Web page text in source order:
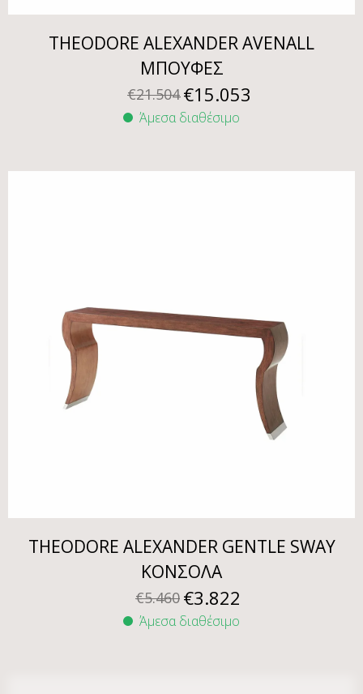
THEODORE ALEXANDER AVENALL
ΜΠΟΥΦΕΣ
€21.504 €15.053
Άμεσα διαθέσιμο
THEODORE ALEXANDER GENTLE SWAY
ΚΟΝΣΟΛΑ
€5.460 €3.822
Άμεσα διαθέσιμο